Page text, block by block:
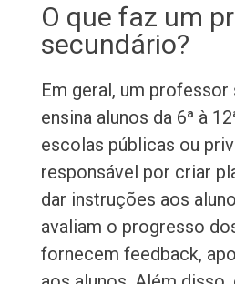
O que faz um
secundário?
Em geral, um professor
ensina alunos da 6ª à
escolas públicas ou
responsável por criar
dar instruções aos
avaliam o progresso
fornecem feedback,